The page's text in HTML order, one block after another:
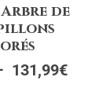
de
131,99€
Plage
à